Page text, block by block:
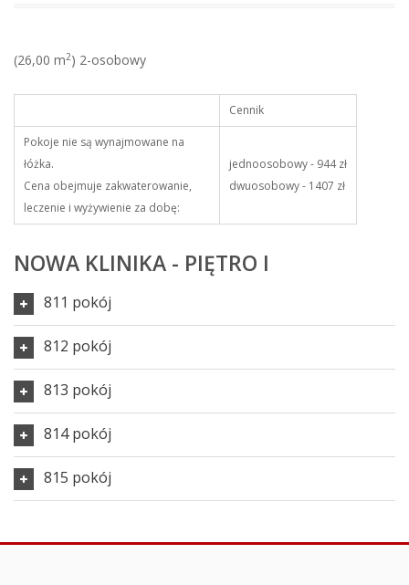
(26,00 m2) 2-osobowy
Cennik
Pokoje nie są wynajmowane na
łóżka.
Cena obejmuje zakwaterowanie,
leczenie i wyżywienie za dobę:
jednoosobowy - 944 zł
dwuosobowy - 1407 zł
NOWA KLINIKA - PIĘTRO I
811 pokój
812 pokój
813 pokój
814 pokój
815 pokój